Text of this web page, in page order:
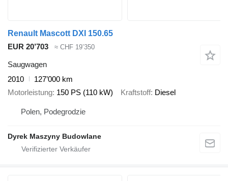
Renault Mascott DXI 150.65
EUR 20’703
≈ CHF 19’350
Saugwagen
2010
127’000 km
Motorleistung 150 PS (110 kW) Kraftstoff Diesel
Polen, Podegrodzie
Dyrek Maszyny Budowlane